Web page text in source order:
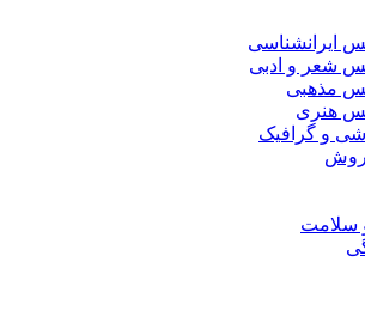
ایرانشناسی
شعر و ادبی
مذهبی
هنری
و گرافیک
سلامت